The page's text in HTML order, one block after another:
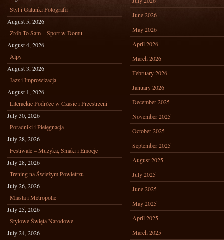
Styl i Gatunki Fotografii
August 5, 2026
Zrób To Sam – Sport w Domu
August 4, 2026
Alpy
August 3, 2026
Jazz i Improwizacja
August 1, 2026
Literackie Podróże w Czasie i Przestrzeni
July 30, 2026
Poradniki i Pielęgnacja
July 28, 2026
Festiwale – Muzyka, Smaki i Emocje
July 28, 2026
Trening na Świeżym Powietrzu
July 26, 2026
Miasta i Metropolie
July 25, 2026
Stylowe Święta Narodowe
July 24, 2026
June 2026
May 2026
April 2026
March 2026
February 2026
January 2026
December 2025
November 2025
October 2025
September 2025
August 2025
July 2025
June 2025
May 2025
April 2025
March 2025